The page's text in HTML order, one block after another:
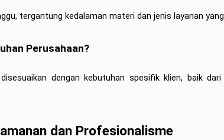
tergantung kedalaman materi dan jenis layanan
Perusahaan?
dengan kebutuhan spesifik klien, baik
dan Profesionalisme